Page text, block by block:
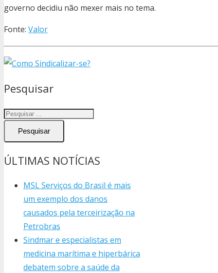
governo decidiu não mexer mais no tema.
Fonte: Valor
Pesquisar
Pesquisar
ÚLTIMAS NOTÍCIAS
MSL Serviços do Brasil é mais
um exemplo dos danos
causados pela terceirização na
Petrobras
Sindmar e especialistas em
medicina marítima e hiperbárica
debatem sobre a saúde da